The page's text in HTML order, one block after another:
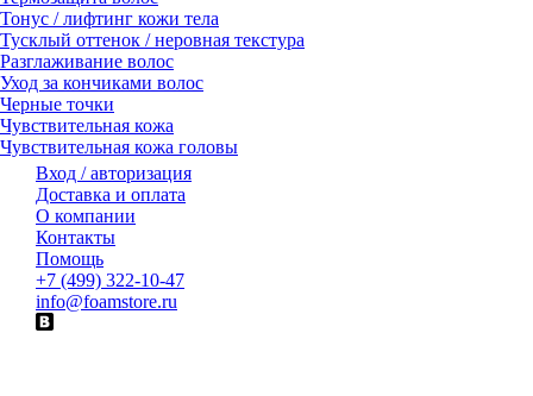
Тонус / лифтинг кожи тела
Тусклый оттенок / неровная текстура
Разглаживание волос
Уход за кончиками волос
Черные точки
Чувствительная кожа
Чувствительная кожа головы
Вход / авторизация
Доставка и оплата
О компании
Контакты
Помощь
+7 (499) 322-10-47
info@foamstore.ru